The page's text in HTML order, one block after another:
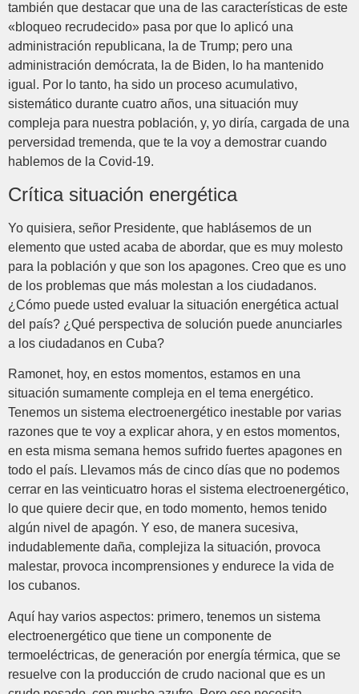
también que destacar que una de las características de este
«bloqueo recrudecido» pasa por que lo aplicó una
administración republicana, la de Trump; pero una
administración demócrata, la de Biden, lo ha mantenido
igual. Por lo tanto, ha sido un proceso acumulativo,
sistemático durante cuatro años, una situación muy
compleja para nuestra población, y, yo diría, cargada de una
perversidad tremenda, que te la voy a demostrar cuando
hablemos de la Covid-19.
Crítica situación energética
Yo quisiera, señor Presidente, que hablásemos de un
elemento que usted acaba de abordar, que es muy molesto
para la población y que son los apagones. Creo que es uno
de los problemas que más molestan a los ciudadanos.
¿Cómo puede usted evaluar la situación energética actual
del país? ¿Qué perspectiva de solución puede anunciarles
a los ciudadanos en Cuba?
Ramonet, hoy, en estos momentos, estamos en una
situación sumamente compleja en el tema energético.
Tenemos un sistema electroenergético inestable por varias
razones que te voy a explicar ahora, y en estos momentos,
en esta misma semana hemos sufrido fuertes apagones en
todo el país. Llevamos más de cinco días que no podemos
cerrar en las veinticuatro horas el sistema electroenergético,
lo que quiere decir que, en todo momento, hemos tenido
algún nivel de apagón. Y eso, de manera sucesiva,
indudablemente daña, complejiza la situación, provoca
malestar, provoca incomprensiones y endurece la vida de
los cubanos.
Aquí hay varios aspectos: primero, tenemos un sistema
electroenergético que tiene un componente de
termoeléctricas, de generación por energía térmica, que se
resuelve con la producción de crudo nacional que es un